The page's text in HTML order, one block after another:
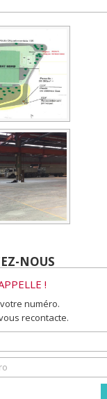
NOUS
!
numéro.
recontacte.